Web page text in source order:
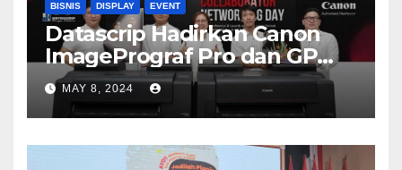
BISNIS DISPLAY EVENT
Datascrip Hadirkan Canon
ImagePrograf Pro dan GP
Series
MAY 8, 2024